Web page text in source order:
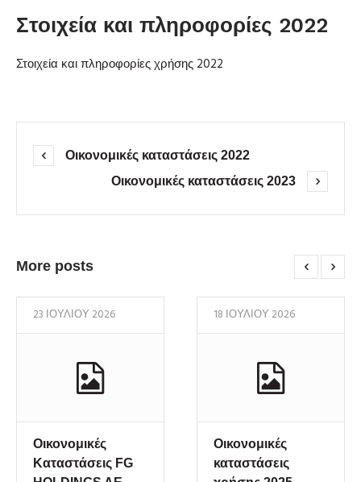
Στοιχεία και πληροφορίες 2022
Στοιχεία και πληροφορίες χρήσης 2022
Οικονομικές καταστάσεις 2022
Οικονομικές καταστάσεις 2023
More posts
23 ΙΟΥΛΊΟΥ 2026
Οικονομικές
Καταστάσεις FG
18 ΙΟΥΛΊΟΥ 2026
Οικονομικές
καταστάσεις